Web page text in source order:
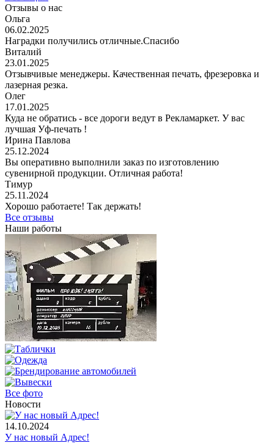
Отзывы о нас
Ольга
06.02.2025
Наградки получились отличные.Спасибо
Виталий
23.01.2025
Отзывчивые менеджеры. Качественная печать, фрезеровка и
лазерная резка.
Олег
17.01.2025
Куда не обратись - все дороги ведут в Рекламаркет. У вас
лучшая Уф-печать !
Ирина Павлова
25.12.2024
Вы оперативно выполнили заказ по изготовлению
сувенирной продукции. Отличная работа!
Тимур
25.11.2024
Хорошо работаете! Так держать!
Все отзывы
Наши работы
Все фото
Новости
14.10.2024
У нас новый Адрес!